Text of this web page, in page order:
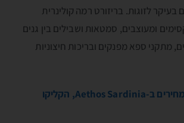
בעיקר לזוגות. בריזורט רמה קולינרית
ומעוצבים, סמטאות ושבילים בין גנים
מתקני ספא מפנקים ובריכות חיצוניות
לבדיקת זמינות ומחירים ב-Aethos Sardinia, הקליקו